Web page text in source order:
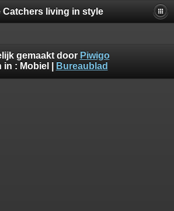
Catchers living in style
gemaakt door Piwigo
in : Mobiel Bureaublad